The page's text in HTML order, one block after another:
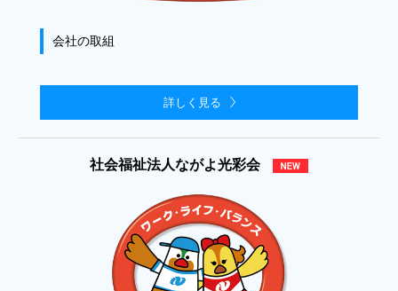
会社の取組
詳しく見る
社会福祉法人ながよ光彩会